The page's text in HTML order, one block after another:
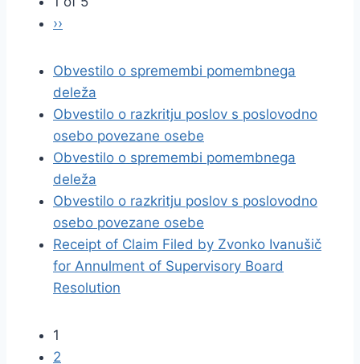
››
Obvestilo o spremembi pomembnega
deleža
Obvestilo o razkritju poslov s poslovodno
osebo povezane osebe
Obvestilo o spremembi pomembnega
deleža
Obvestilo o razkritju poslov s poslovodno
osebo povezane osebe
Receipt of Claim Filed by Zvonko Ivanušič
for Annulment of Supervisory Board
Resolution
1
2